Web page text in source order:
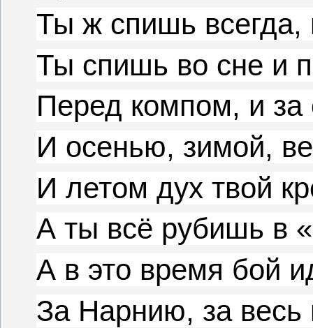
Ты ж спишь всегда,
Ты спишь во сне и
Перед компом, и за
И осенью, зимой,
И летом дух твой
А ты всё рубишь в «
А в это время бой
За Нарнию, за весь